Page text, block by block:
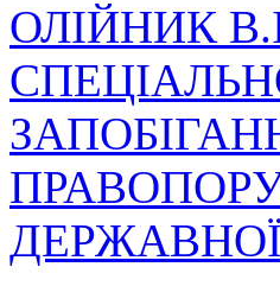
ОЛІЙНИК